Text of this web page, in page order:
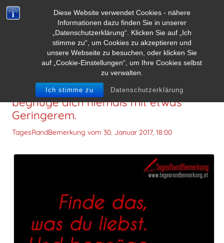
Diese Website verwendet Cookies - nähere
Informationen dazu finden Sie in unserer
„Datenschutzerklärung“. Klicken Sie auf „Ich
stimme zu“, um Cookies zu akzeptieren und
unsere Webseite zu besuchen, oder klicken Sie
auf „Cookie-Einstellungen“, um Ihre Cookies selbst
zu verwalten.
Ich stimme zu Datenschutzerklärung
Finde das, was du liebst. Und
begnüge dich niemals mit etwas
Geringerem.
TagesRandBemerkung vom 30. Januar 2017, 18:00